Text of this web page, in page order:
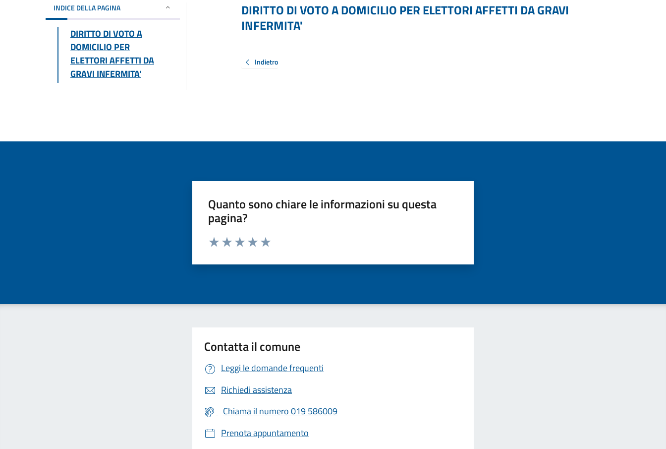
INDICE DELLA PAGINA
DIRITTO DI VOTO A
DOMICILIO PER
ELETTORI AFFETTI DA
GRAVI INFERMITA'
DIRITTO DI VOTO A DOMICILIO PER ELETTORI AFFETTI DA GRAVI
INFERMITA'
Indietro
Quanto sono chiare le informazioni su questa
pagina?
Valuta da 1 a 5 stelle la pagina
Contatta il comune
Leggi le domande frequenti
Richiedi assistenza
Chiama il numero 019 586009
Prenota appuntamento